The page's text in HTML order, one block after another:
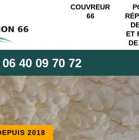
COUVREUR
66
ET
06 40 09 70 72
2018